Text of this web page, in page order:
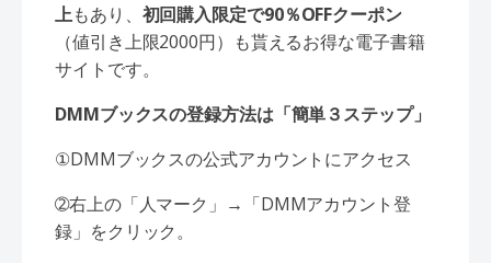
上もあり、 初回購入限定で90％OFFクーポン
（値引き上限2000円）も貰えるお得な電子書籍
サイトです。
DMMブックスの登録方法は「簡単３ステップ」
①DMMブックスの公式アカウントにアクセス
➁右上の「人マーク」→「DMMアカウント登
録」をクリック。